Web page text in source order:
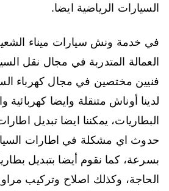
السيارات الرياضية ايضا.
في خدمة ونش سيارات ميناء
العمالة المتدربة في مجال نقل
فنيين مختصين في مجال كهرباء
لدينا أوناش متنقلة وايضا
البطاريات، يمكننا ايضا تبديل
حدوث اي مشكلة في اطارات
بسرعة، كما نقوم أيضا بتبديل
الحاجة، وكذلك اصلاح وتركيب